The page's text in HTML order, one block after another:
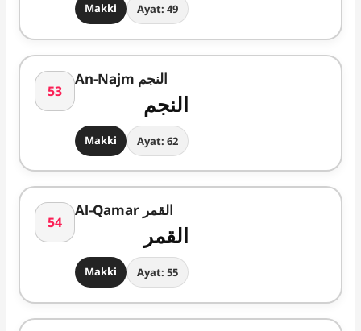
Makki Ayat: 49
53
An-Najm النجم
النجم
Makki Ayat: 62
54
Al-Qamar القمر
القمر
Makki Ayat: 55